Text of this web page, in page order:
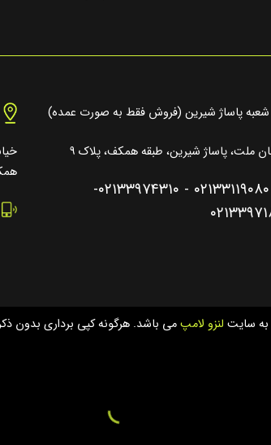
شعبه پاساژ شیرین (فروش فقط به صورت عمده)
ملت، پاساژ شیرین، طبقه همکف، پلاک ۹
۰۲۱۳۳۱۱۹۰۸۰ - ۰۲۱۳۳۹۷۴۳۱۰-
به سایت لنزو لامپمی باشد. هرگونه کپی برداری بدون ذکر